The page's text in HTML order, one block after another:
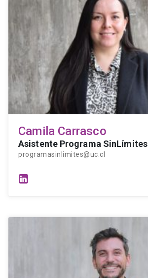
Camila Carrasco
Asistente Programa SinLímites
programasinlimites@uc.cl